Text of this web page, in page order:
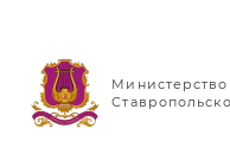
Министерство